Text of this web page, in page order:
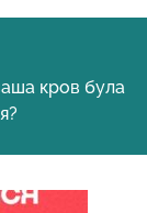
кров була